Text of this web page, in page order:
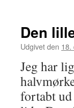
Den
Udgivet den 18.
Jeg har
fortabt